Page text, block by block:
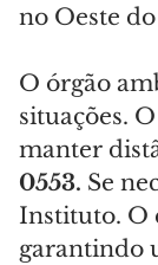
no Oeste
O órgão
situações.
manter
0553. Se
Instituto. O
garantindo